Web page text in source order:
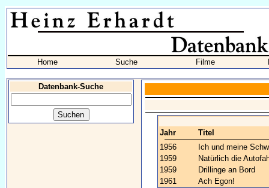
Home Suche Filme
Datenbank-Suche
Jahr
Titel
1956
Ich und meine
1959
Natürlich die
1959
Drillinge an Bord
1961
Ach Egon!